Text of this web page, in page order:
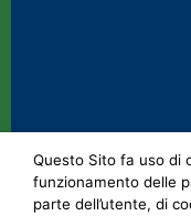
Questo Sito fa uso di
funzionamento delle
parte dell’utente, di